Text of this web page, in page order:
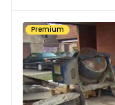
onbegonnen werk
tonen we hoe je
voorkomt.
Premium